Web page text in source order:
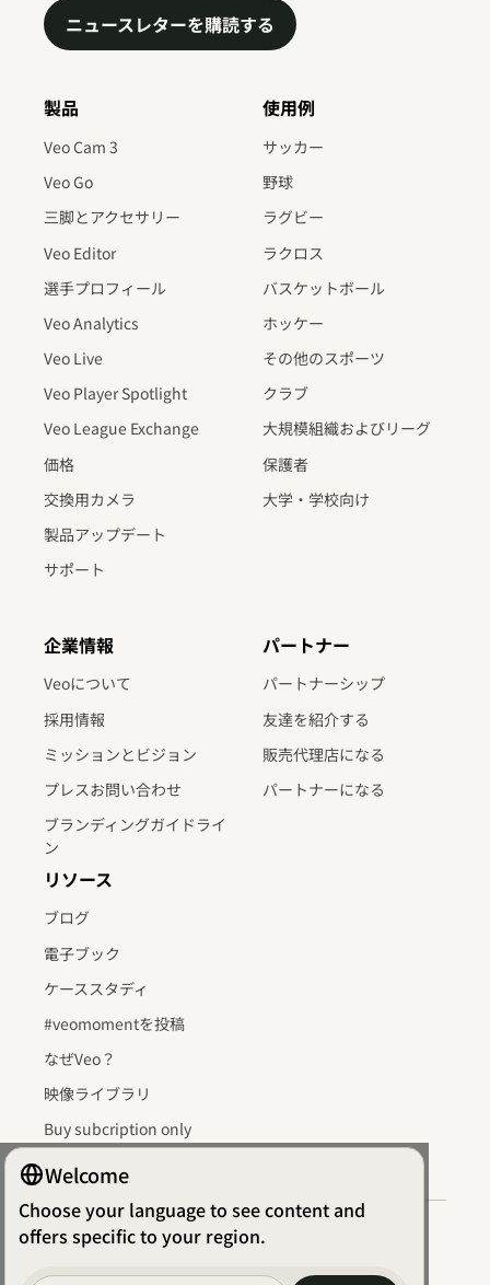
Welcome
Choose your language to see content and
offers specific to your region.
ニュースレターを購読する
製品
Veo Cam 3
Veo Go
三脚とアクセサリー
Veo Editor
選手プロフィール
Veo Analytics
Veo Live
Veo Player Spotlight
Veo League Exchange
価格
交換用カメラ
製品アップデート
サポート
使用例
サッカー
野球
ラグビー
ラクロス
バスケットボール
ホッケー
その他のスポーツ
クラブ
大規模組織およびリーグ
保護者
大学・学校向け
企業情報
Veoについて
採用情報
ミッションとビジョン
プレスお問い合わせ
ブランディングガイドライ
ン
リソース
ブログ
電子ブック
ケーススタディ
#veomomentを投稿
なぜVeo？
映像ライブラリ
Buy subcription only
パートナー
パートナーシップ
友達を紹介する
販売代理店になる
パートナーになる
利用規約
データ処理契約